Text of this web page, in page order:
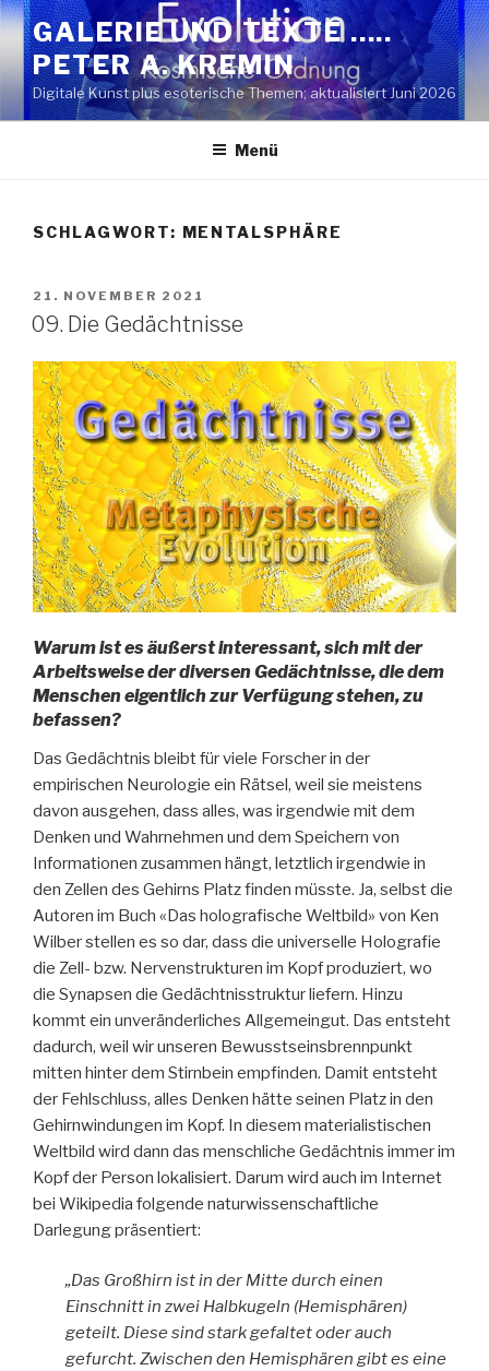
Zum
Inhalt
springen
GALERIE UND TEXTE …..
PETER A. KREMIN
Digitale Kunst plus esoterische Themen; aktualisiert Juni 2026
Menü
SCHLAGWORT: MENTALSPHÄRE
VERÖFFENTLICHT
AM
21. NOVEMBER 2021
09. Die Gedächtnisse
Warum ist es äußerst interessant, sich mit der
Arbeitsweise der diversen Gedächtnisse, die dem
Menschen eigentlich zur Verfügung stehen, zu
befassen?
Das Gedächtnis bleibt für viele Forscher in der
empirischen Neurologie ein Rätsel, weil sie meistens
davon ausgehen, dass alles, was irgendwie mit dem
Denken und Wahrnehmen und dem Speichern von
Informationen zusammen hängt, letztlich irgendwie in
den Zellen des Gehirns Platz finden müsste. Ja, selbst die
Autoren im Buch «Das holografische Weltbild» von Ken
Wilber stellen es so dar, dass die universelle Holografie
die Zell- bzw. Nervenstrukturen im Kopf produziert, wo
die Synapsen die Gedächtnisstruktur liefern. Hinzu
kommt ein unveränderliches Allgemeingut. Das entsteht
dadurch, weil wir unseren Bewusstseinsbrennpunkt
mitten hinter dem Stirnbein empfinden. Damit entsteht
der Fehlschluss, alles Denken hätte seinen Platz in den
Gehirnwindungen im Kopf. In diesem materialistischen
Weltbild wird dann das menschliche Gedächtnis immer im
Kopf der Person lokalisiert. Darum wird auch im Internet
bei Wikipedia folgende naturwissenschaftliche
Darlegung präsentiert:
„Das Großhirn ist in der Mitte durch einen
Einschnitt in zwei Halbkugeln (Hemisphären)
geteilt. Diese sind stark gefaltet oder auch
gefurcht. Zwischen den Hemisphären gibt es eine